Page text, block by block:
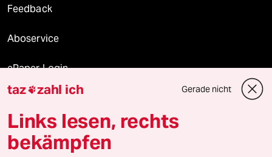
Feedback
Aboservice
ePaper Login
Downloads für Abonnierende
© 2026 taz Verlags und Vertriebs GmbH
taz zahl ich Gerade nicht
Links lesen, rechts
bekämpfen